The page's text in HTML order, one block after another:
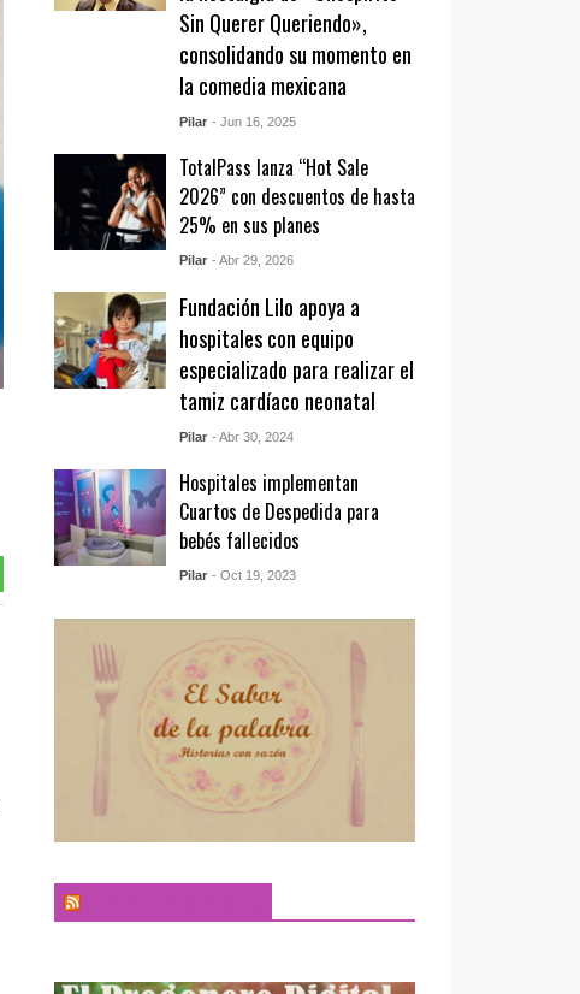
Sin Querer Queriendo»,
consolidando su momento en
la comedia mexicana
Pilar - Jun 16, 2025
TotalPass lanza “Hot Sale
2026” con descuentos de hasta
25% en sus planes
Pilar - Abr 29, 2026
Fundación Lilo apoya a
hospitales con equipo
especializado para realizar el
tamiz cardíaco neonatal
Pilar - Abr 30, 2024
Hospitales implementan
Cuartos de Despedida para
bebés fallecidos
Pilar - Oct 19, 2023